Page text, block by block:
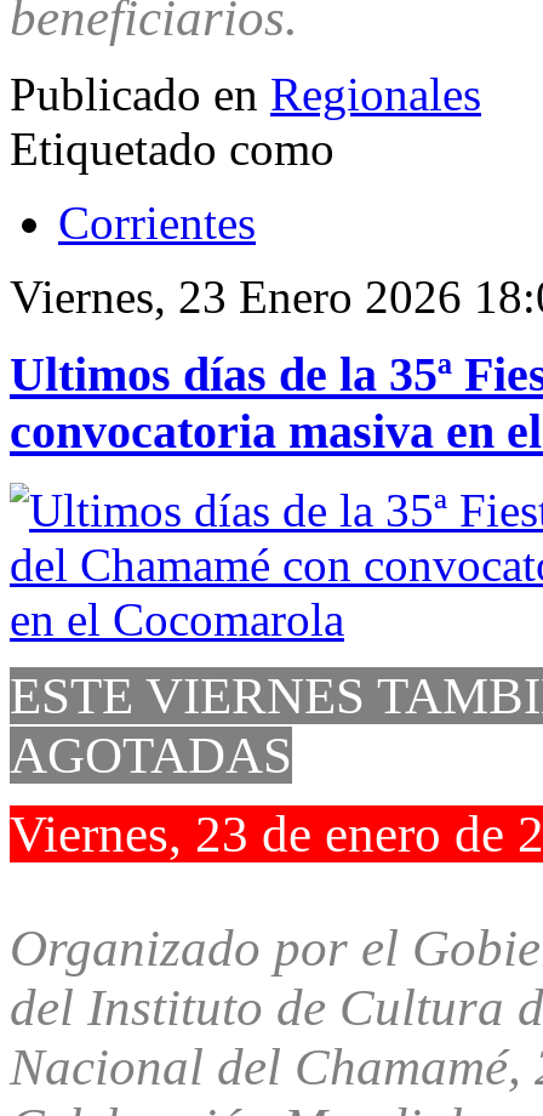
beneficiarios.
Publicado en Regionales
Etiquetado como
Corrientes
Viernes, 23 Enero 2026
Ultimos días de la 35ª
convocatoria masiva en
ESTE VIERNES
AGOTADAS
Viernes, 23 de enero de
Organizado por el
del Instituto de Cultura
Nacional del Chamamé,